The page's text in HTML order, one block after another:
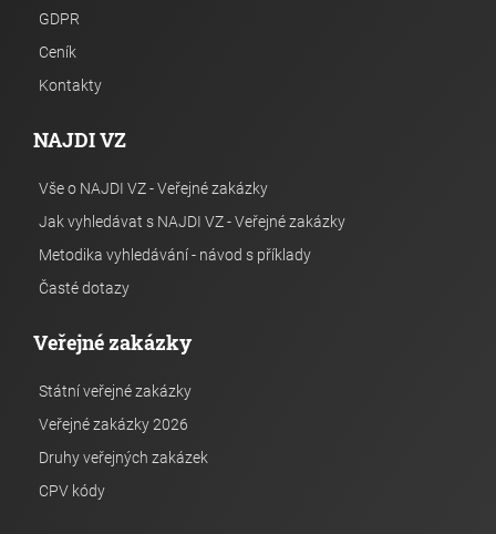
GDPR
Ceník
Kontakty
NAJDI VZ
Vše o NAJDI VZ - Veřejné zakázky
Jak vyhledávat s NAJDI VZ - Veřejné zakázky
Metodika vyhledávání - návod s příklady
Časté dotazy
Veřejné zakázky
Státní veřejné zakázky
Veřejné zakázky 2026
Druhy veřejných zakázek
CPV kódy